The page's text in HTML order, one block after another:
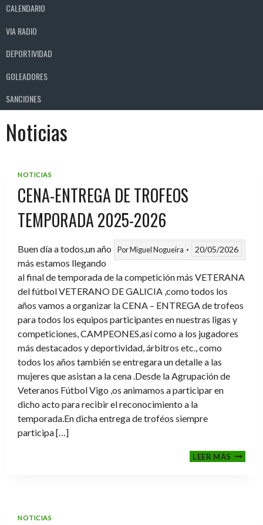
CALENDARIO
VIA RADIO
DEPORTIVIDAD
GOLEADORES
SANCIONES
Noticias
NOTICIAS
CENA-ENTREGA DE TROFEOS
TEMPORADA 2025-2026
PorMiguel Nogueira 20/05/2026
Buen día a todos,un año
más estamos llegando
al final de temporada de la competición más VETERANA
del fútbol VETERANO DE GALICIA ,como todos los
años vamos a organizar la CENA – ENTREGA de trofeos
para todos los equipos participantes en nuestras ligas y
competiciones, CAMPEONES,así como a los jugadores
más destacados y deportividad, árbitros etc., como
todos los años también se entregara un detalle a las
mujeres que asistan a la cena .Desde la Agrupación de
Veteranos Fútbol Vigo ,os animamos a participar en
dicho acto para recibir el reconocimiento a la
temporada.En dicha entrega de troféos siempre
participa […]
LEER MÁSCENA-
NOTICIAS